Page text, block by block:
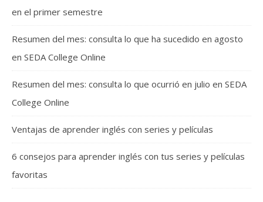
en el primer semestre
Resumen del mes: consulta lo que ha sucedido en agosto
en SEDA College Online
Resumen del mes: consulta lo que ocurrió en julio en SEDA
College Online
Ventajas de aprender inglés con series y películas
6 consejos para aprender inglés con tus series y películas
favoritas